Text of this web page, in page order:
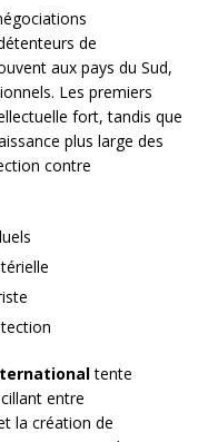
de
aux pays du Sud,
Les premiers
fort, tandis que
plus large des
contre
tente
entre
la création de